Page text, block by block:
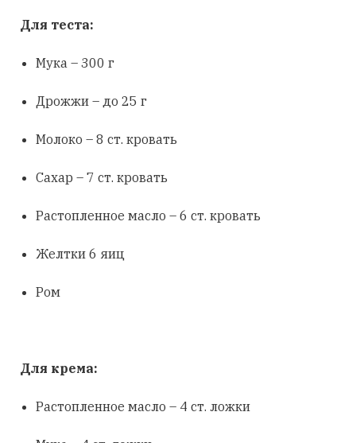
Для теста:
Мука – 300 г
Дрожжи – до 25 г
Молоко – 8 ст. кровать
Сахар – 7 ст. кровать
Растопленное масло – 6 ст. кровать
Желтки 6 яиц
Ром
Для крема:
Растопленное масло – 4 ст. ложки